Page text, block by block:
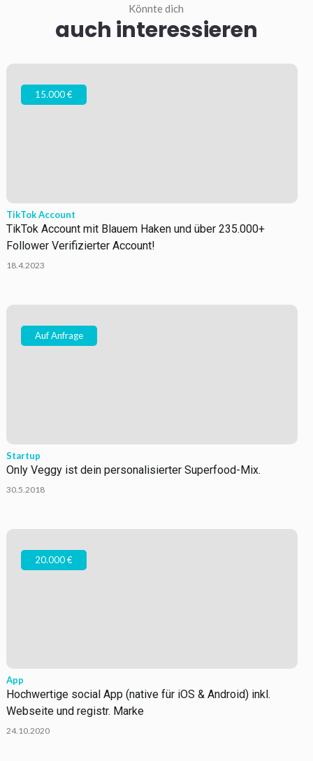
Könnte dich
auch interessieren
15.000 €
TikTok Account
TikTok Account mit Blauem Haken und über 235.000+
Follower Verifizierter Account!
18.4.2023
Auf Anfrage
Startup
Only Veggy ist dein personalisierter Superfood-Mix.
30.5.2018
20.000 €
App
Hochwertige social App (native für iOS & Android) inkl.
Webseite und registr. Marke
24.10.2020